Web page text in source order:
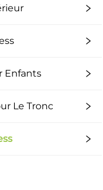
Enfants
Le Tronc